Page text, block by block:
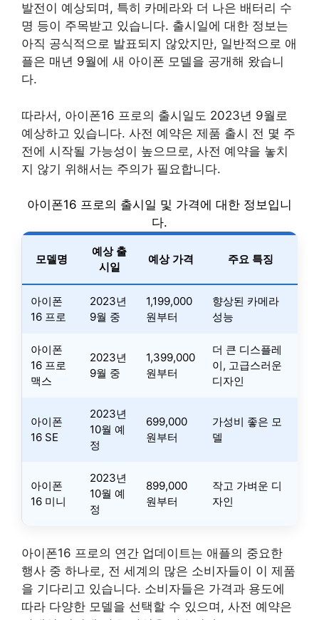
발전이 예상되며, 특히 카메라와 더 나은 배터리 수
명 등이 주목받고 있습니다. 출시일에 대한 정보는
아직 공식적으로 발표되지 않았지만, 일반적으로 애
플은 매년 9월에 새 아이폰 모델을 공개해 왔습니
다.
따라서, 아이폰16 프로의 출시일도 2023년 9월로
예상하고 있습니다. 사전 예약은 제품 출시 전 몇 주
전에 시작될 가능성이 높으므로, 사전 예약을 놓치
지 않기 위해서는 주의가 필요합니다.
아이폰16 프로의 출시일 및 가격에 대한 정보입니
다.
모델명
예상 출
시일
예상 가격 주요 특징
아이폰
16 프로
2023년
9월 중
1,199,000
원부터
향상된 카메라
성능
아이폰
16 프로
맥스
2023년
9월 중
1,399,000
원부터
더 큰 디스플레
이, 고급스러운
디자인
아이폰
16 SE
2023년
10월 예
정
699,000
원부터
가성비 좋은 모
델
아이폰
16 미니
2023년
10월 예
정
899,000
원부터
작고 가벼운 디
자인
아이폰16 프로의 연간 업데이트는 애플의 중요한
행사 중 하나로, 전 세계의 많은 소비자들이 이 제품
을 기다리고 있습니다. 소비자들은 가격과 용도에
따라 다양한 모델을 선택할 수 있으며, 사전 예약은